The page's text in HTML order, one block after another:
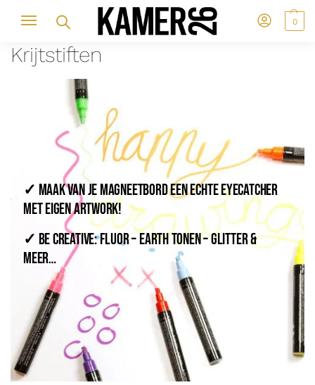
0
Krijtstiften
✓ maak van je magneetbord een echte eyecatcher
met eigen artwork!
✓ be creative: fluor – earth tonen – glitter &
meer…